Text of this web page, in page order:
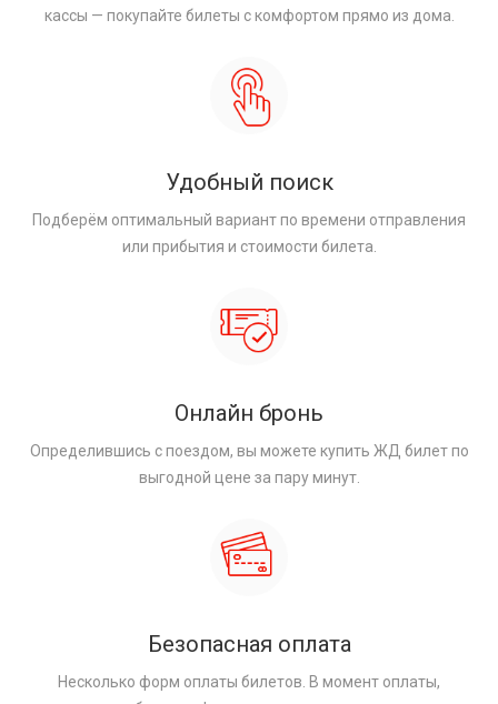
кассы — покупайте билеты с комфортом прямо из дома.
Удобный поиск
Подберём оптимальный вариант по времени отправления
или прибытия и стоимости билета.
Онлайн бронь
Определившись с поездом, вы можете купить ЖД билет по
выгодной цене за пару минут.
Безопасная оплата
Несколько форм оплаты билетов. В момент оплаты,